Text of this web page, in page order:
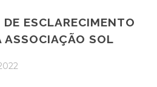
ESCLARECIMENTO
ASSOCIAÇÃO SOL